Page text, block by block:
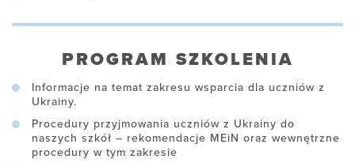
PROGRAM SZKOLENIA
Informacje na temat zakresu wsparcia dla uczniów z
Ukrainy.
Procedury przyjmowania uczniów z Ukrainy do
naszych szkół – rekomendacje MEiN oraz wewnętrzne
procedury w tym zakresie